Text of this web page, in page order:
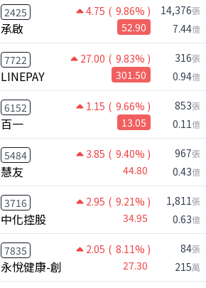
2425 4.75 ( 9.86% )
承啟 52.90
14,376張
7.44億
7722 27.00 ( 9.83% )
LINEPAY 301.50
316張
0.94億
6152 1.15 ( 9.66% )
百一 13.05
853張
0.11億
5484 3.85 ( 9.40% )
慧友 44.80
967張
0.43億
3716 2.95 ( 9.21% )
中化控股 34.95
1,811張
0.63億
7835 2.05 ( 8.11% )
永悅健康-創 27.30
84張
215萬